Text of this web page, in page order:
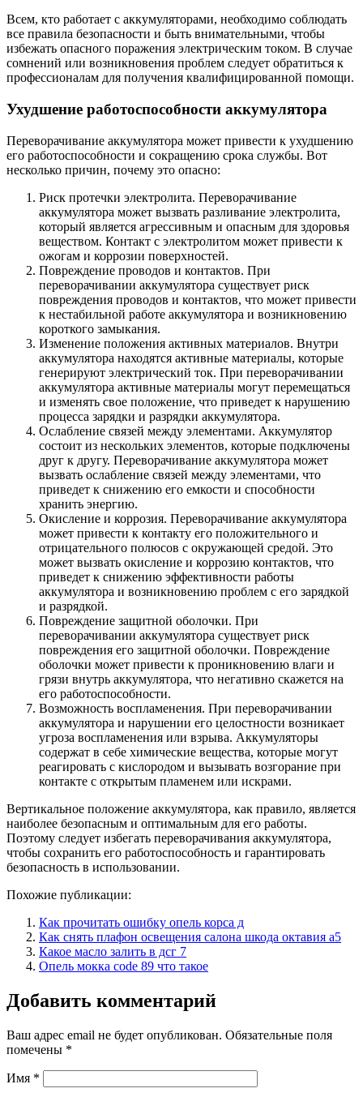
Всем, кто работает с аккумуляторами, необходимо соблюдать
все правила безопасности и быть внимательными, чтобы
избежать опасного поражения электрическим током. В случае
сомнений или возникновения проблем следует обратиться к
профессионалам для получения квалифицированной помощи.
Ухудшение работоспособности аккумулятора
Переворачивание аккумулятора может привести к ухудшению
его работоспособности и сокращению срока службы. Вот
несколько причин, почему это опасно:
Риск протечки электролита. Переворачивание
аккумулятора может вызвать разливание электролита,
который является агрессивным и опасным для здоровья
веществом. Контакт с электролитом может привести к
ожогам и коррозии поверхностей.
Повреждение проводов и контактов. При
переворачивании аккумулятора существует риск
повреждения проводов и контактов, что может привести
к нестабильной работе аккумулятора и возникновению
короткого замыкания.
Изменение положения активных материалов. Внутри
аккумулятора находятся активные материалы, которые
генерируют электрический ток. При переворачивании
аккумулятора активные материалы могут перемещаться
и изменять свое положение, что приведет к нарушению
процесса зарядки и разрядки аккумулятора.
Ослабление связей между элементами. Аккумулятор
состоит из нескольких элементов, которые подключены
друг к другу. Переворачивание аккумулятора может
вызвать ослабление связей между элементами, что
приведет к снижению его емкости и способности
хранить энергию.
Окисление и коррозия. Переворачивание аккумулятора
может привести к контакту его положительного и
отрицательного полюсов с окружающей средой. Это
может вызвать окисление и коррозию контактов, что
приведет к снижению эффективности работы
аккумулятора и возникновению проблем с его зарядкой
и разрядкой.
Повреждение защитной оболочки. При
переворачивании аккумулятора существует риск
повреждения его защитной оболочки. Повреждение
оболочки может привести к проникновению влаги и
грязи внутрь аккумулятора, что негативно скажется на
его работоспособности.
Возможность воспламенения. При переворачивании
аккумулятора и нарушении его целостности возникает
угроза воспламенения или взрыва. Аккумуляторы
содержат в себе химические вещества, которые могут
реагировать с кислородом и вызывать возгорание при
контакте с открытым пламенем или искрами.
Вертикальное положение аккумулятора, как правило, является
наиболее безопасным и оптимальным для его работы.
Поэтому следует избегать переворачивания аккумулятора,
чтобы сохранить его работоспособность и гарантировать
безопасность в использовании.
Похожие публикации:
Как прочитать ошибку опель корса д
Как снять плафон освещения салона шкода октавия а5
Какое масло залить в дсг 7
Опель мокка code 89 что такое
Добавить комментарий
Ваш адрес email не будет опубликован. Обязательные поля
помечены *
Имя *